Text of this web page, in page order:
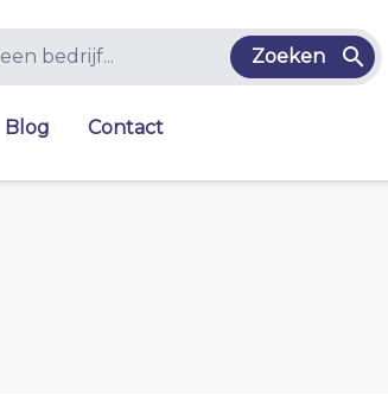
Zoeken
Blog Contact